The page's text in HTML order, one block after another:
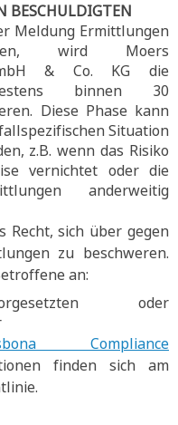
BESCHULDIGTEN
Meldung Ermittlungen
wird Moers
& Co. KG die
binnen 30
Diese Phase kann
Situation
z.B. wenn das Risiko
vernichtet oder die
anderweitig
Recht, sich über gegen
zu beschweren.
an:
oder
Compliance
finden sich am